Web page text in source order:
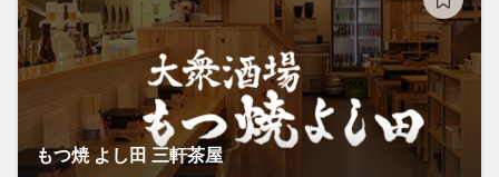
もつ焼 よし田 三軒茶屋